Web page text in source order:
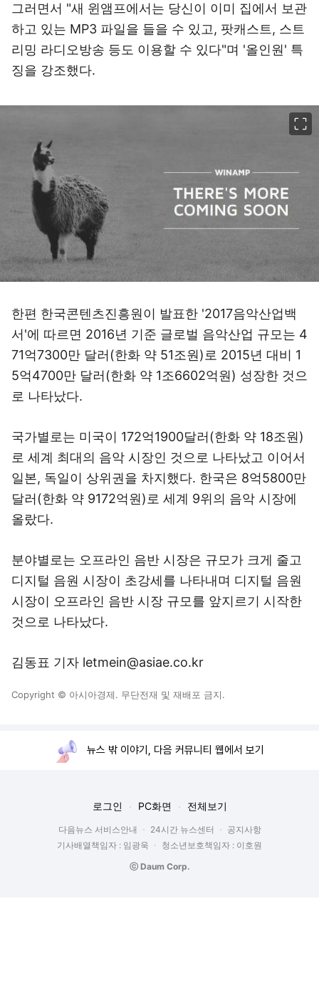
그러면서 "새 윈앰프에서는 당신이 이미 집에서 보관
하고 있는 MP3 파일을 들을 수 있고, 팟캐스트, 스트
리밍 라디오방송 등도 이용할 수 있다"며 '올인원' 특
징을 강조했다.
한편 한국콘텐츠진흥원이 발표한 '2017음악산업백
서'에 따르면 2016년 기준 글로벌 음악산업 규모는 4
71억7300만 달러(한화 약 51조원)로 2015년 대비 1
5억4700만 달러(한화 약 1조6602억원) 성장한 것으
로 나타났다.
국가별로는 미국이 172억1900달러(한화 약 18조원)
로 세계 최대의 음악 시장인 것으로 나타났고 이어서
일본, 독일이 상위권을 차지했다. 한국은 8억5800만
달러(한화 약 9172억원)로 세계 9위의 음악 시장에
올랐다.
분야별로는 오프라인 음반 시장은 규모가 크게 줄고
디지털 음원 시장이 초강세를 나타내며 디지털 음원
시장이 오프라인 음반 시장 규모를 앞지르기 시작한
것으로 나타났다.
김동표 기자 letmein@asiae.co.kr
Copyright © 아시아경제. 무단전재 및 재배포 금지.
뉴스 밖 이야기, 다음 커뮤니티 웹에서 보기
로그인 PC화면 전체보기
다음뉴스 서비스안내 24시간 뉴스센터
공지사항
기사배열책임자 : 임광욱
청소년보호책임자 : 이호원
ⓒ Daum Corp.